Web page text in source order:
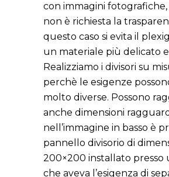
con immagini
non è richiesta la
questo caso si evita il
un materiale più delicato e
Realizziamo i divisori su
perchè le esigenze
molto diverse. Possono
anche dimensioni
nell’immagine in basso è
pannello divisorio di
200×200 installato presso
che aveva l’esigenza di